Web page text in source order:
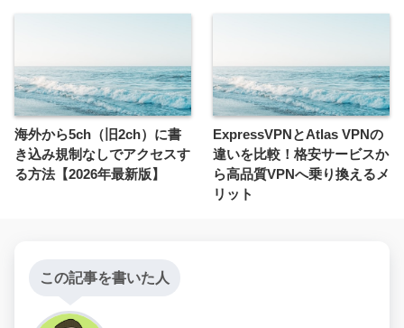
海外から5ch（旧2ch）に書
き込み規制なしでアクセスす
る方法【2026年最新版】
ExpressVPNとAtlas VPNの
違いを比較！格安サービスか
ら高品質VPNへ乗り換えるメ
リット
この記事を書いた人